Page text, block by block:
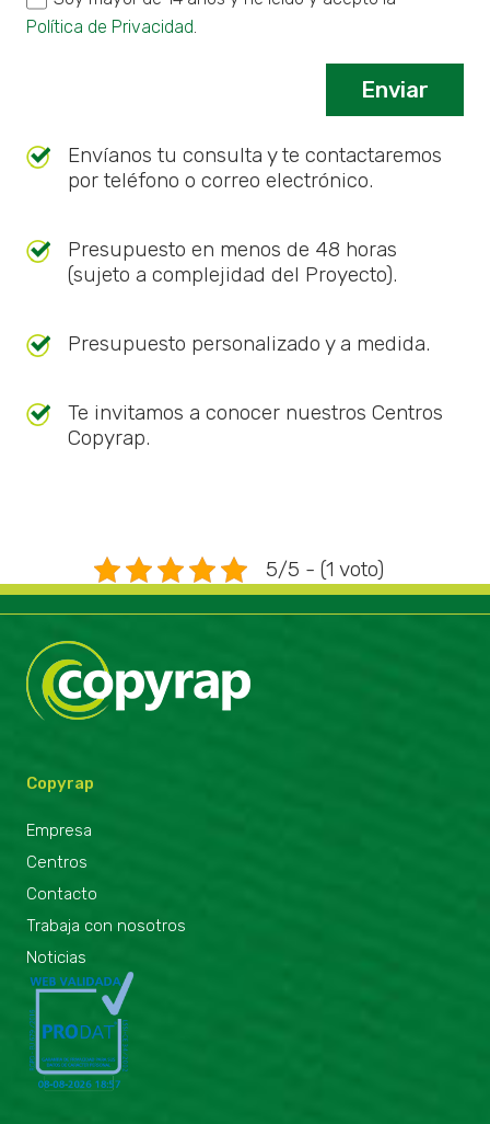
Política de Privacidad.
Envíanos tu consulta y te contactaremos
por teléfono o correo electrónico.
Presupuesto en menos de 48 horas
(sujeto a complejidad del Proyecto).
Presupuesto personalizado y a medida.
Te invitamos a conocer nuestros Centros
Copyrap.
5/5 - (1 voto)
Copyrap
Empresa
Centros
Contacto
Trabaja con nosotros
Noticias